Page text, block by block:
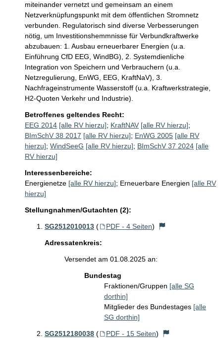
miteinander vernetzt und gemeinsam an einem
Netzverknüpfungspunkt mit dem öffentlichen Stromnetz
verbunden. Regulatorisch sind diverse Verbesserungen
nötig, um Investitionshemmnisse für Verbundkraftwerke
abzubauen: 1. Ausbau erneuerbarer Energien (u.a.
Einführung CfD EEG, WindBG), 2. Systemdienliche
Integration von Speichern und Verbrauchern (u.a.
Netzregulierung, EnWG, EEG, KraftNaV), 3.
Nachfrageinstrumente Wasserstoff (u.a. Kraftwerkstrategie,
H2-Quoten Verkehr und Industrie).
Betroffenes geltendes Recht:
EEG 2014 [alle RV hierzu]; KraftNAV [alle RV hierzu];
BImSchV 38 2017 [alle RV hierzu]; EnWG 2005 [alle RV
hierzu]; WindSeeG [alle RV hierzu]; BImSchV 37 2024 [alle
RV hierzu]
Interessenbereiche:
Energienetze [alle RV hierzu]; Erneuerbare Energien [alle RV
hierzu]
Stellungnahmen/Gutachten (2):
SG2512010013 ( PDF - 4 Seiten)
Adressatenkreis:
Versendet am 01.08.2025 an:
Bundestag
Fraktionen/Gruppen [alle SG
dorthin]
Mitglieder des Bundestages [alle
SG dorthin]
SG2512180038 ( PDF - 15 Seiten)